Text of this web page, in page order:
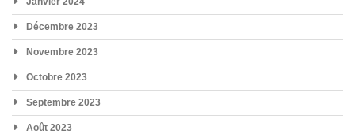
Décembre 2023
Novembre 2023
Octobre 2023
Septembre 2023
Août 2023